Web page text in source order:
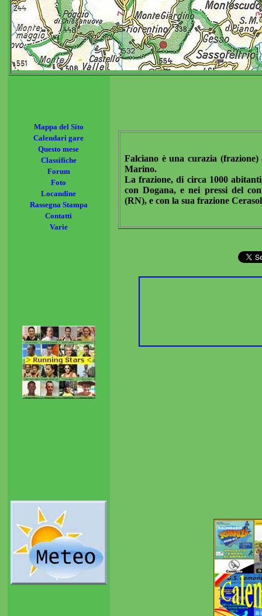
Mappa del Sito
Calendari gare
Questo mese
Classifiche
Forum
Foto
Locandine
Rassegna Stampa
Contatti
Varie
Falciano è una curazia
Marino.
La frazione, di circa 1000
con Dogana, e nei pressi del
(RN), e con la sua frazione